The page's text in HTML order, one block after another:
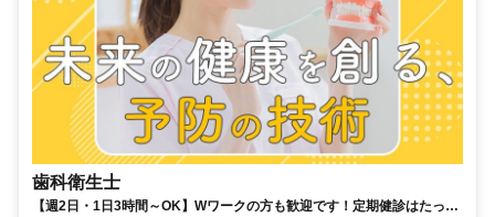
歯科衛生士
【週2日・1日3時間～OK】Wワークの方も歓迎です！定期健診はたっぷ